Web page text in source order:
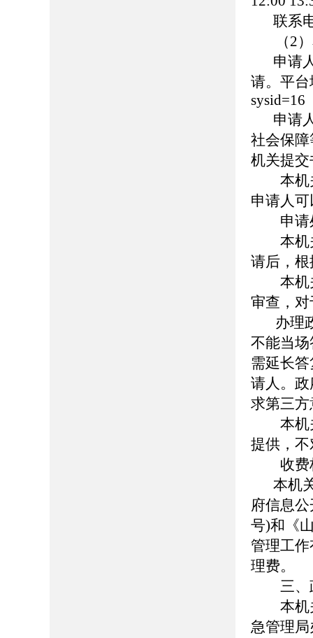
联
（2
申请
请。平台
sysid=16
申请
社会保
机关提
本机关
申请人
申请
本机关
请后，
本机关
审查，
办理政
不能当
需延长
请人。
求第三
本机关
提供，
收费
本机
府信息
号)和《
管理工
理费。
三、政
本机关
急管理